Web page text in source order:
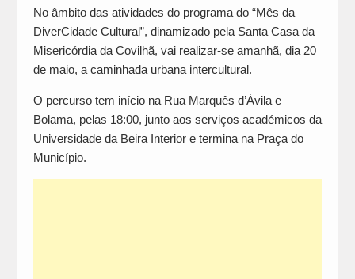
No âmbito das atividades do programa do “Mês da
DiverCidade Cultural”, dinamizado pela Santa Casa da
Misericórdia da Covilhã, vai realizar-se amanhã, dia 20
de maio, a caminhada urbana intercultural.
O percurso tem início na Rua Marquês d’Ávila e
Bolama, pelas 18:00, junto aos serviços académicos da
Universidade da Beira Interior e termina na Praça do
Município.